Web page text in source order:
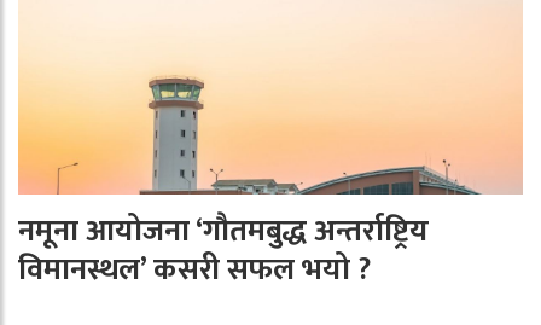
नमूना आयोजना ‘गौतमबुद्ध अन्तर्राष्ट्रिय
विमानस्थल’ कसरी सफल भयो ?